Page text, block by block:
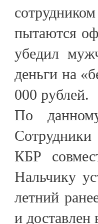
пытаются
убедил
деньги на
000 рублей.
По
КБР
Нальчику
летний
и доставлен